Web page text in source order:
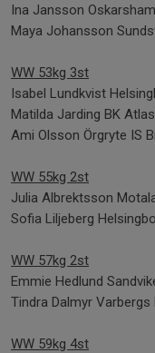
Ina Jansson
Maya Johansson
WW 53kg 3st
Isabel Lundkvist
Matilda Jarding BK Atlas
Ami Olsson Örgryte IS
WW 55kg 2st
Julia Albrektsson
Sofia Liljeberg
WW 57kg 2st
Emmie Hedlund
Tindra Dalmyr Varbergs
WW 59kg 4st